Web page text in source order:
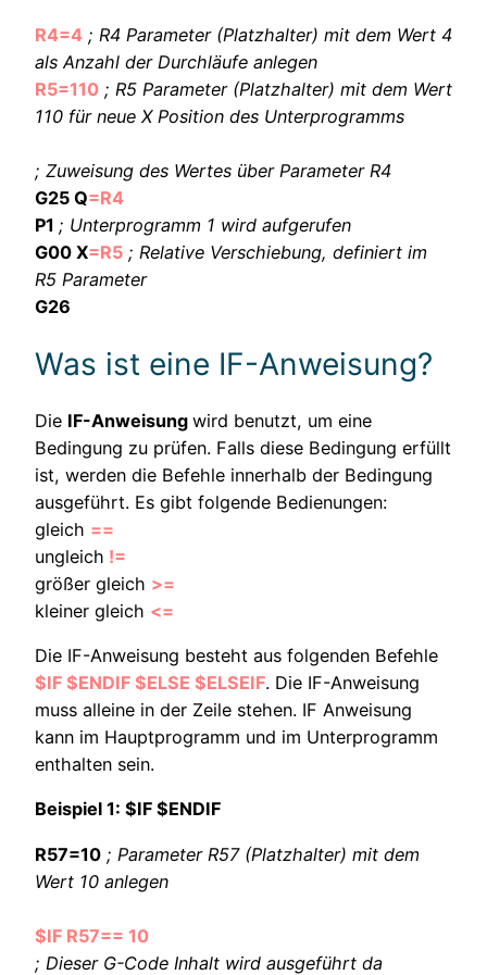
R4=4 ; R4 Parameter (Platzhalter) mit dem Wert 4
als Anzahl der Durchläufe anlegen
R5=110 ; R5 Parameter (Platzhalter) mit dem Wert
110 für neue X Position des Unterprogramms
; Zuweisung des Wertes über Parameter R4
G25 Q=R4
P1 ; Unterprogramm 1 wird aufgerufen
G00 X=R5 ; Relative Verschiebung, definiert im
R5 Parameter
G26
Was ist eine IF-Anweisung?
Die IF-Anweisung wird benutzt, um eine
Bedingung zu prüfen. Falls diese Bedingung erfüllt
ist, werden die Befehle innerhalb der Bedingung
ausgeführt. Es gibt folgende Bedienungen:
gleich ==
ungleich !=
größer gleich >=
kleiner gleich <=
Die IF-Anweisung besteht aus folgenden Befehle
$IF $ENDIF $ELSE $ELSEIF. Die IF-Anweisung
muss alleine in der Zeile stehen. IF Anweisung
kann im Hauptprogramm und im Unterprogramm
enthalten sein.
Beispiel 1: $IF $ENDIF
R57=10 ; Parameter R57 (Platzhalter) mit dem
Wert 10 anlegen
$IF R57== 10
; Dieser G-Code Inhalt wird ausgeführt da